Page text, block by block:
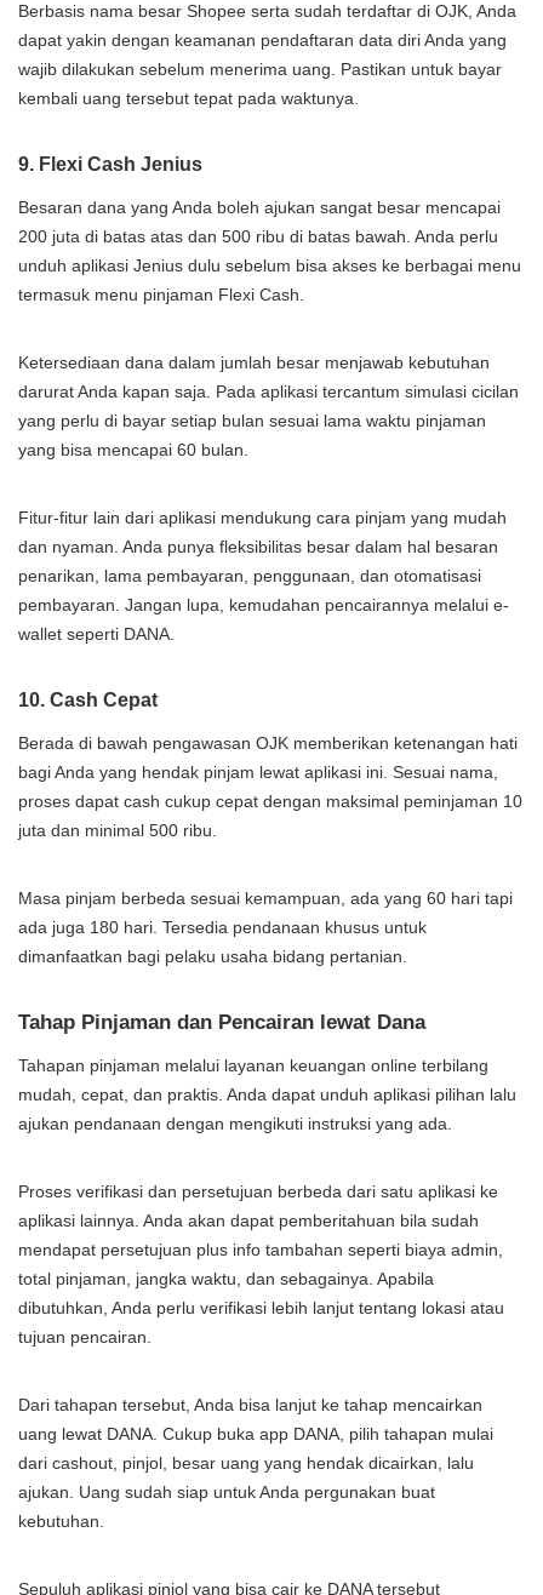
Berbasis nama besar Shopee serta sudah terdaftar di OJK, Anda
dapat yakin dengan keamanan pendaftaran data diri Anda yang
wajib dilakukan sebelum menerima uang. Pastikan untuk bayar
kembali uang tersebut tepat pada waktunya.
9. Flexi Cash Jenius
Besaran dana yang Anda boleh ajukan sangat besar mencapai
200 juta di batas atas dan 500 ribu di batas bawah. Anda perlu
unduh aplikasi Jenius dulu sebelum bisa akses ke berbagai menu
termasuk menu pinjaman Flexi Cash.
Ketersediaan dana dalam jumlah besar menjawab kebutuhan
darurat Anda kapan saja. Pada aplikasi tercantum simulasi cicilan
yang perlu di bayar setiap bulan sesuai lama waktu pinjaman
yang bisa mencapai 60 bulan.
Fitur-fitur lain dari aplikasi mendukung cara pinjam yang mudah
dan nyaman. Anda punya fleksibilitas besar dalam hal besaran
penarikan, lama pembayaran, penggunaan, dan otomatisasi
pembayaran. Jangan lupa, kemudahan pencairannya melalui e-
wallet seperti DANA.
10. Cash Cepat
Berada di bawah pengawasan OJK memberikan ketenangan hati
bagi Anda yang hendak pinjam lewat aplikasi ini. Sesuai nama,
proses dapat cash cukup cepat dengan maksimal peminjaman 10
juta dan minimal 500 ribu.
Masa pinjam berbeda sesuai kemampuan, ada yang 60 hari tapi
ada juga 180 hari. Tersedia pendanaan khusus untuk
dimanfaatkan bagi pelaku usaha bidang pertanian.
Tahap Pinjaman dan Pencairan lewat Dana
Tahapan pinjaman melalui layanan keuangan online terbilang
mudah, cepat, dan praktis. Anda dapat unduh aplikasi pilihan lalu
ajukan pendanaan dengan mengikuti instruksi yang ada.
Proses verifikasi dan persetujuan berbeda dari satu aplikasi ke
aplikasi lainnya. Anda akan dapat pemberitahuan bila sudah
mendapat persetujuan plus info tambahan seperti biaya admin,
total pinjaman, jangka waktu, dan sebagainya. Apabila
dibutuhkan, Anda perlu verifikasi lebih lanjut tentang lokasi atau
tujuan pencairan.
Dari tahapan tersebut, Anda bisa lanjut ke tahap mencairkan
uang lewat DANA. Cukup buka app DANA, pilih tahapan mulai
dari cashout, pinjol, besar uang yang hendak dicairkan, lalu
ajukan. Uang sudah siap untuk Anda pergunakan buat
kebutuhan.
Sepuluh aplikasi pinjol yang bisa cair ke DANA tersebut